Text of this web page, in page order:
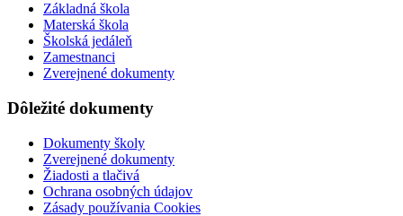
Základná škola
Materská škola
Školská jedáleň
Zamestnanci
Zverejnené dokumenty
Dôležité dokumenty
Dokumenty školy
Zverejnené dokumenty
Žiadosti a tlačivá
Ochrana osobných údajov
Zásady používania Cookies